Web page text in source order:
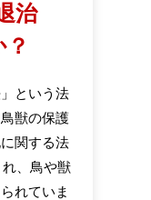
治
という法
獣の保護
関する法
、鳥や獣
れていま